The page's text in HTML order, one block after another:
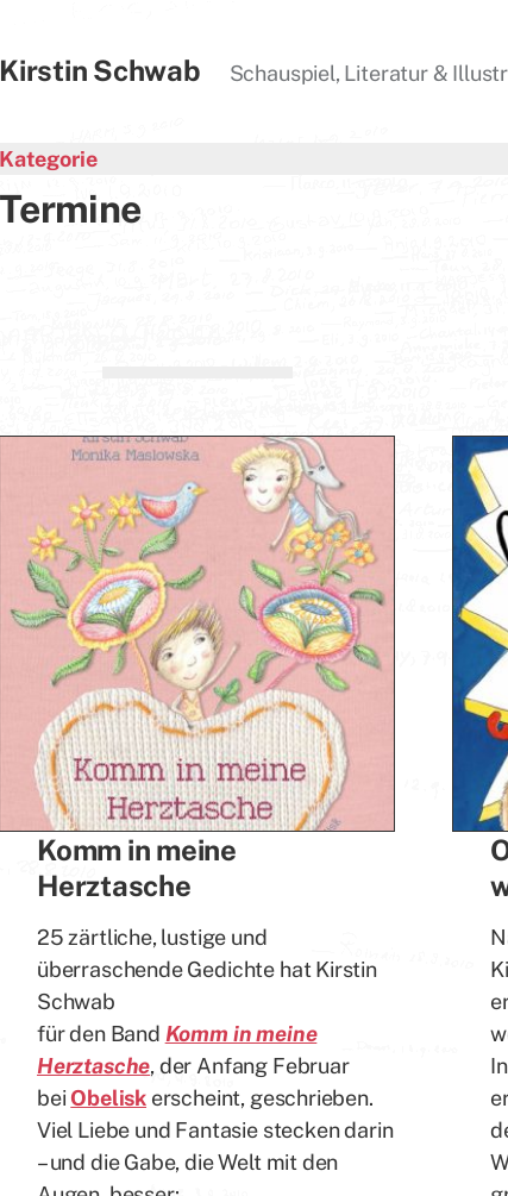
Kirstin Schwab Schauspiel, Literatur &
Kategorie
Termine
Komm in meine
Herztasche
25 zärtliche, lustige und
überraschende Gedichte hat Kirstin
Schwab
für den Band Komm in meine
Herztasche, der Anfang Februar
bei Obelisk erscheint, geschrieben.
Viel Liebe und Fantasie stecken darin
– und die Gabe, die Welt mit den
In